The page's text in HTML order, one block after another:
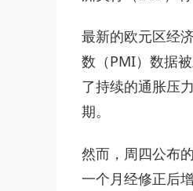
最新的欧元区经
数（PMI）数据
了持续的通胀压
期。
然而，周四公布
一个月经修正后